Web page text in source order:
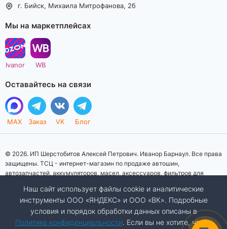
г. Бийск, Михаила Митрофанова, 2б
Мы на маркетплейсах
Ivanor WB
Оставайтесь на связи
MAX Заказ VK Блог
© 2026. ИП Шерстобитов Алексей Петрович. Иванор Барнаул. Все права
защищены. ТСЦ - интернет-магазин по продаже автошин,
автозапчастей, аккумуляторов, масел, аксессуаров, фильтров для
информационный характер. Представленная информация о товарах, их
стоимости, характеристик, фото, наличия на складе ни при каких
условиях не является публичной офертой, определяемой положениями
Статьи 437 (2) Гражданского кодекса Российской Федерации.
Наш сайт использует файлы cookie и аналитические
инструменты ООО «ЯНДЕКС» и ООО «ВК». Подробные
условия и порядок обработки данных описаны в
Политике конфиденциальности. Если вы не хотите, чтобы